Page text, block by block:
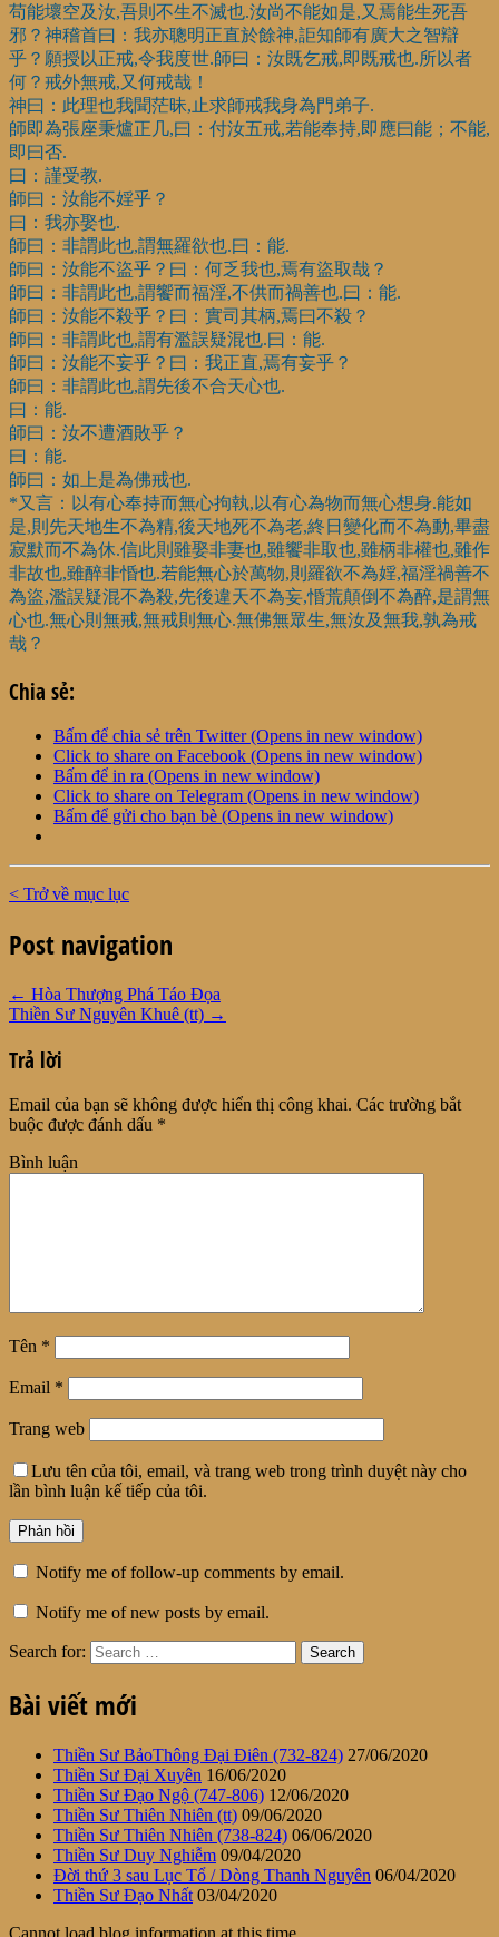
苟能壞空及汝,吾則不生不滅也.汝尚不能如是,又焉能生死吾
邪？神稽首曰：我亦聰明正直於餘神,詎知師有廣大之智辯
乎？願授以正戒,令我度世.師曰：汝既乞戒,即既戒也.所以者
何？戒外無戒,又何戒哉！
神曰：此理也我聞茫昧,止求師戒我身為門弟子.
師即為張座秉爐正几,曰：付汝五戒,若能奉持,即應曰能；不能,
即曰否.
曰：謹受教.
師曰：汝能不婬乎？
曰：我亦娶也.
師曰：非謂此也,謂無羅欲也.曰：能.
師曰：汝能不盜乎？曰：何乏我也,焉有盜取哉？
師曰：非謂此也,謂饗而福淫,不供而禍善也.曰：能.
師曰：汝能不殺乎？曰：實司其柄,焉曰不殺？
師曰：非謂此也,謂有濫誤疑混也.曰：能.
師曰：汝能不妄乎？曰：我正直,焉有妄乎？
師曰：非謂此也,謂先後不合天心也.
曰：能.
師曰：汝不遭酒敗乎？
曰：能.
師曰：如上是為佛戒也.
*又言：以有心奉持而無心拘執,以有心為物而無心想身.能如
是,則先天地生不為精,後天地死不為老,終日變化而不為動,畢盡
寂默而不為休.信此則雖娶非妻也,雖饗非取也,雖柄非權也,雖作
非故也,雖醉非惛也.若能無心於萬物,則羅欲不為婬,福淫禍善不
為盜,濫誤疑混不為殺,先後違天不為妄,惛荒顛倒不為醉,是謂無
心也.無心則無戒,無戒則無心.無佛無眾生,無汝及無我,孰為戒
哉？
Chia sẻ:
Bấm để chia sẻ trên Twitter (Opens in new window)
Click to share on Facebook (Opens in new window)
Bấm để in ra (Opens in new window)
Click to share on Telegram (Opens in new window)
Bấm để gửi cho bạn bè (Opens in new window)
< Trở về mục lục
Post navigation
← Hòa Thượng Phá Táo Đọa
Thiền Sư Nguyên Khuê (tt) →
Trả lời
Email của bạn sẽ không được hiển thị công khai. Các trường bắt
buộc được đánh dấu *
Bình luận
Tên *
Email *
Trang web
Lưu tên của tôi, email, và trang web trong trình duyệt này cho
lần bình luận kế tiếp của tôi.
Notify me of follow-up comments by email.
Notify me of new posts by email.
Search for:
Bài viết mới
Thiền Sư BảoThông Đại Điên (732-824) 27/06/2020
Thiền Sư Đại Xuyên 16/06/2020
Thiền Sư Đạo Ngộ (747-806) 12/06/2020
Thiền Sư Thiên Nhiên (tt) 09/06/2020
Thiền Sư Thiên Nhiên (738-824) 06/06/2020
Thiền Sư Duy Nghiễm 09/04/2020
Đời thứ 3 sau Lục Tổ / Dòng Thanh Nguyên 06/04/2020
Thiền Sư Đạo Nhất 03/04/2020
Cannot load blog information at this time.